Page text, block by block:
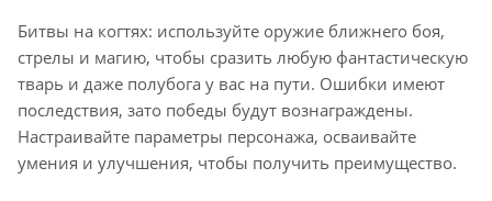
Битвы на когтях: используйте оружие ближнего боя,
стрелы и магию, чтобы сразить любую фантастическую
тварь и даже полубога у вас на пути. Ошибки имеют
последствия, зато победы будут вознаграждены.
Настраивайте параметры персонажа, осваивайте
умения и улучшения, чтобы получить преимущество.